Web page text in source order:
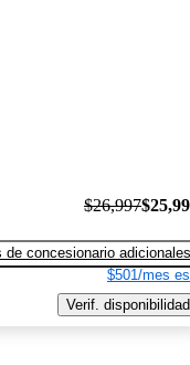
$26,997
de concesionario adicionales
$501/mes
Verif. disponibilidad